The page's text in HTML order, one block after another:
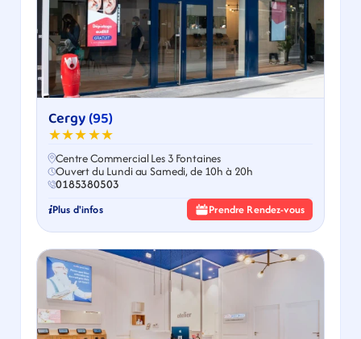
Cergy (95)
★★★★★
Centre Commercial Les 3 Fontaines
Ouvert du Lundi au Samedi, de 10h à 20h
0185380503
Plus d'infos Prendre Rendez-vous